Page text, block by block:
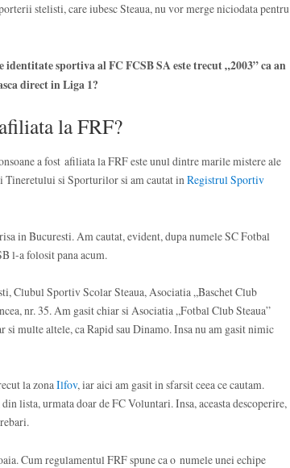
stelisti, care iubesc Steaua, nu vor merge niciodata pentru
identitate sportiva al FC FCSB SA este trecut „2003” ca an
direct in Liga 1?
la FRF?
a fost afiliata la FRF este unul dintre marile mistere ale
si Sporturilor si am cautat inRegistrul Sportiv
in Bucuresti. Am cautat, evident, dupa numele SC Fotbal
l-a folosit pana acum.
Clubul Sportiv Scolar Steaua, Asociatia „Baschet Club
nr. 35. Am gasit chiar si Asociatia „Fotbal Club Steaua”
si multe altele, ca Rapid sau Dinamo. Insa nu am gasit nimic
la zonaIlfov, iar aici am gasit in sfarsit ceea ce cautam.
lista, urmata doar de FC Voluntari. Insa, aceasta descoperire,
Cum regulamentul FRF spune ca o numele unei echipe